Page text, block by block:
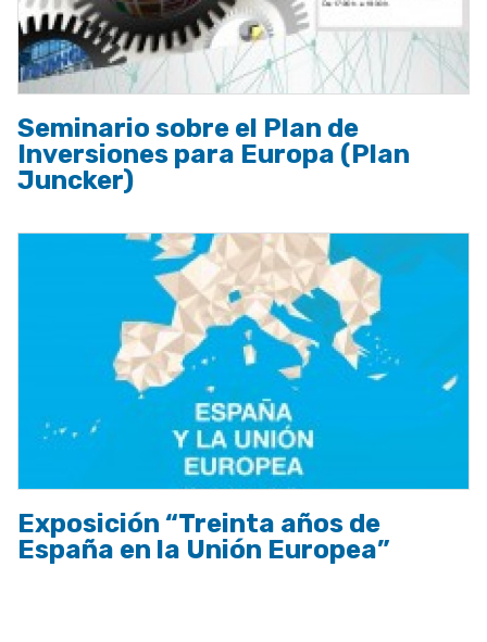
Seminario sobre el Plan de
Inversiones para Europa (Plan
Juncker)
Exposición “Treinta años de
España en la Unión Europea”